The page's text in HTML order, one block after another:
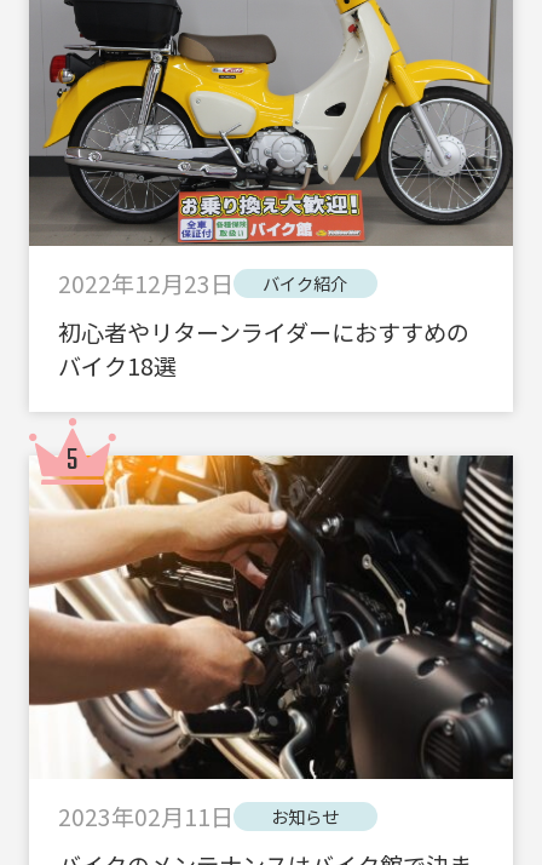
2022年12月23日 バイク紹介
初心者やリターンライダーにおすすめの
バイク18選
2023年02月11日 お知らせ